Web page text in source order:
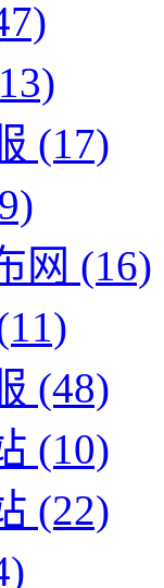
(17)
网 (16)
(48)
(10)
(22)